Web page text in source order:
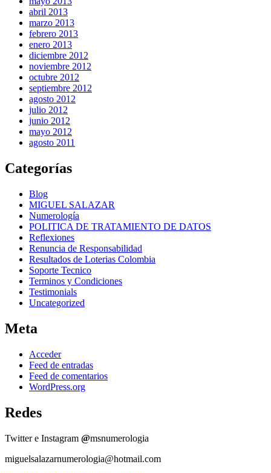
abril 2013
marzo 2013
febrero 2013
enero 2013
diciembre 2012
noviembre 2012
octubre 2012
septiembre 2012
agosto 2012
julio 2012
junio 2012
mayo 2012
agosto 2011
Categorías
Blog
MIGUEL SALAZAR
Numerología
POLITICA DE TRATAMIENTO DE DATOS
Reflexiones
Renuncia de Responsabilidad
Resultados de Loterias Colombia
Soporte Tecnico
Terminos y Condiciones
Testimonials
Uncategorized
Meta
Acceder
Feed de entradas
Feed de comentarios
WordPress.org
Redes
Twitter e Instagram @msnumerologia
miguelsalazarnumerologia@hotmail.com